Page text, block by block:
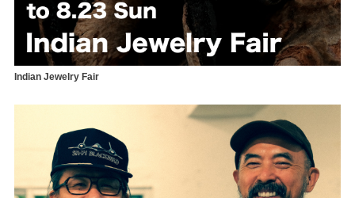
Indian Jewelry Fair